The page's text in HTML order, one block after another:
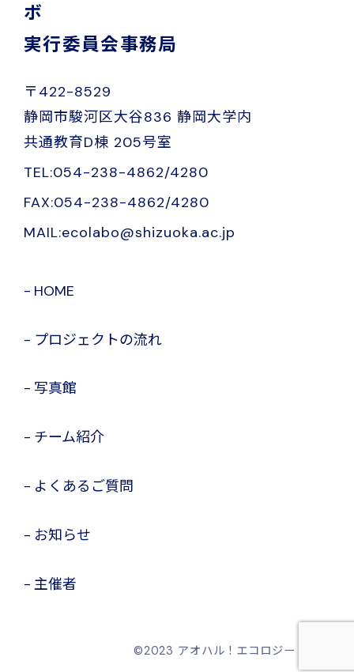
ボ
実行委員会事務局
〒422-8529
静岡市駿河区大谷836 静岡大学内
共通教育D棟 205号室
TEL:054-238-4862/4280
FAX:054-238-4862/4280
MAIL:ecolabo@shizuoka.ac.jp
HOME
プロジェクトの流れ
写真館
チーム紹介
よくあるご質問
お知らせ
主催者
©️2023 アオハル！エコロジー・ラボ